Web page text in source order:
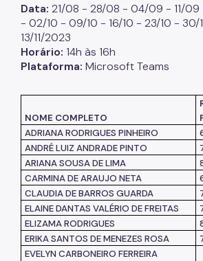
Educadores
Dicas e Orientações
Solicitação de Turmas
Laboratório de Inovação - Lab11
Notícias
Colegiado das Escolas de Governo
Data: 21/08 - 28/08 - 04/09 - 11/
- 02/10 - 09/10 - 16/10 - 23/10 - 30/
13/11/2023
Horário: 14h às 16h
Plataforma: Microsoft Teams
NOME COMPLETO
ADRIANA RODRIGUES PINHEIRO
ANDRÉ LUIZ ANDRADE PINTO
ARIANA SOUSA DE LIMA
CARMINA DE ARAUJO NETA
CLAUDIA DE BARROS GUARDA
ELAINE DANTAS VALÉRIO DE FREITAS
ELIZAMA RODRIGUES
ERIKA SANTOS DE MENEZES ROSA
EVELYN CARBONEIRO FERREIRA